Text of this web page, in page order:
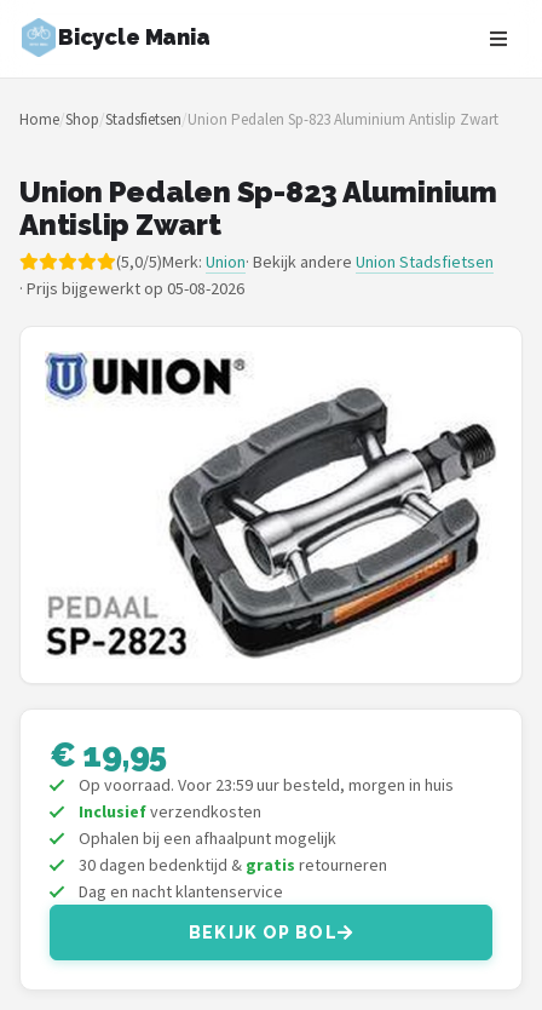
Bicycle Mania
Zoeken
NAVIGATIE
Merken
Blog
Fietsroutes
Elektrische fietsen
Mountainbikes
Shop
POPULAIRE MERKEN
Basil
Volare
ABUS
AXA
Home/Shop/Stadsfietsen/Union Pedalen Sp-823 Aluminium Antislip Zwart
Union Pedalen Sp-823 Aluminium
Antislip Zwart
(5,0/5)Merk: Union· Bekijk andere Union Stadsfietsen
· Prijs bijgewerkt op 05-08-2026
€ 19,95
Op voorraad. Voor 23:59 uur besteld, morgen in huis
Inclusiefverzendkosten
Ophalen bij een afhaalpunt mogelijk
30 dagen bedenktijd & gratis retourneren
Dag en nacht klantenservice
BEKIJK OP BOL